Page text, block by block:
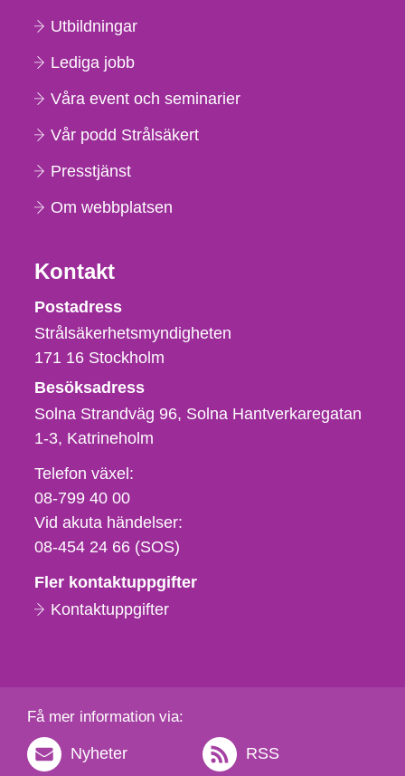
Utbildningar
Lediga jobb
Våra event och seminarier
Vår podd Strålsäkert
Presstjänst
Om webbplatsen
Kontakt
Strålsäkerhetsmyndigheten
Postadress
Strålsäkerhetsmyndigheten
171 16 Stockholm
Besöksadress
Solna Strandväg 96, Solna Hantverkaregatan
1-3 Katrineholm
Telefon,
fax
och
e-
Telefon växel:
08-799 40 00
Vid akuta händelser:
08-454 24 66 (SOS)
Fler kontaktuppgifter
Kontaktuppgifter
Få mer information via:
Nyheter RSS